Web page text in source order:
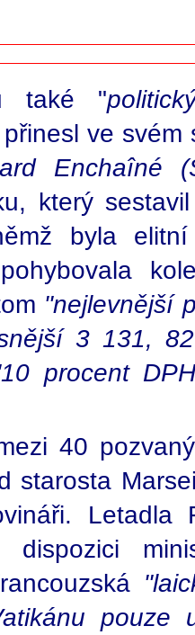
také "
ve
Enchaîné
který
byla elitní
"nejlevnější
3 131,
procent
40
starosta
Letadla
dispozici
pouze